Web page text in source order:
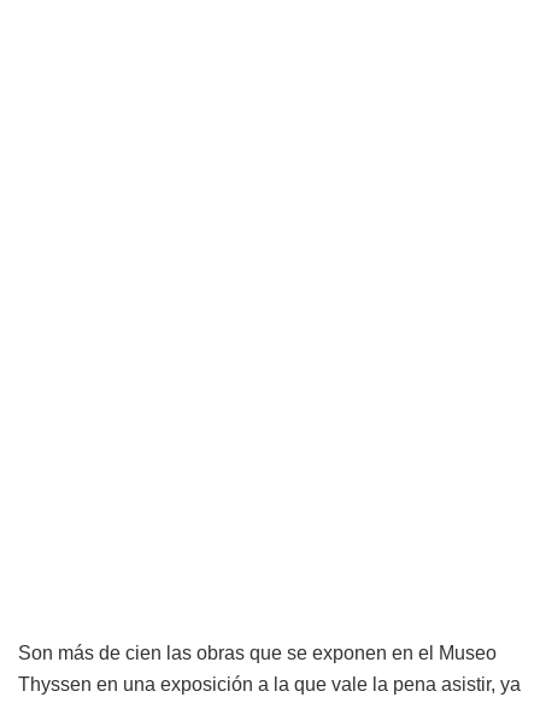
Son más de cien las obras que se exponen en el Museo
Thyssen en una exposición a la que vale la pena asistir, ya